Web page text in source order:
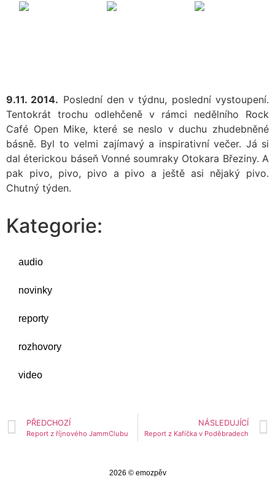
9.11. 2014. Poslední den v týdnu, poslední vystoupení.
Tentokrát trochu odlehčeně v rámci nedělního Rock
Café Open Mike, které se neslo v duchu zhudebněné
básně. Byl to velmi zajímavý a inspirativní večer. Já si
dal éterickou báseň Vonné soumraky Otokara Březiny. A
pak pivo, pivo, pivo a pivo a ještě asi nějaký pivo.
Chutný týden.
Kategorie:
audio
novinky
reporty
rozhovory
video
PŘEDCHOZÍ
Report z říjnového JammClubu
NÁSLEDUJÍCÍ
Report z Kafíčka v Poděbradech
2026 © emozpěv